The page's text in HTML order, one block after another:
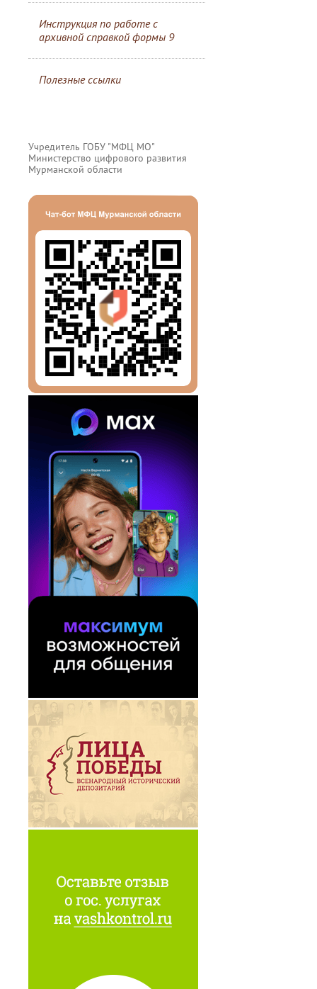
Инструкция по работе с
архивной справкой формы 9
Полезные ссылки
Учредитель ГОБУ "МФЦ МО"
Министерство цифрового развития
Мурманской области